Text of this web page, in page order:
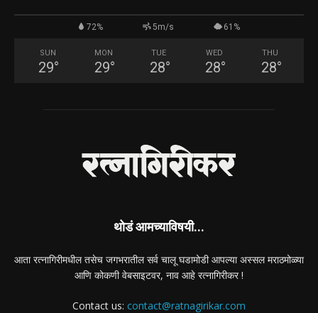
72% 5m/s 61%
SUN
29°
MON
29°
TUE
28°
WED
28°
THU
28°
थोडं आमच्याविषयी...
आता रत्नागिरीमधील तसेच जगभरातील सर्व चालू घडामोडी आपल्या अस्सल मराठमोळ्या
आणि कोकणी वेबसाइटवर, नाव आहे रत्नागिरीकर !
Contact us: contact@ratnagirikar.com